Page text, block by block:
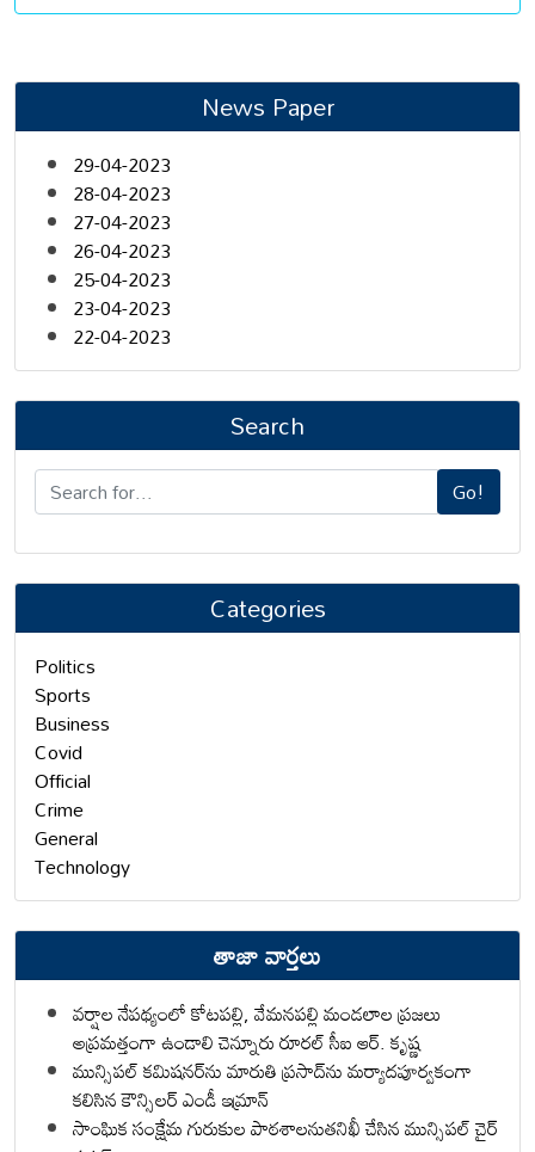
News Paper
29-04-2023
28-04-2023
27-04-2023
26-04-2023
25-04-2023
23-04-2023
22-04-2023
Search
Go!
Categories
Politics
Sports
Business
Covid
Official
Crime
General
Technology
తాజా వార్తలు
వర్షాల నేపథ్యంలో కోటపల్లి, వేమనపల్లి మండలాల ప్రజలు
అప్రమత్తంగా ఉండాలి చెన్నూరు రూరల్ సీఐ ఆర్. కృష్ణ
మున్సిపల్ కమిషనర్‌ను మారుతి ప్రసాద్‌ను మర్యాదపూర్వకంగా
కలిసిన కౌన్సిలర్ ఎండీ ఇమ్రాన్ ​
సాంఘిక సంక్షేమ గురుకుల పాఠశాలనుతనిఖీ చేసిన మున్సిపల్ చైర్